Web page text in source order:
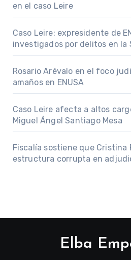
en el caso Leire
Caso Leire: expresidente de
investigados por delitos en la
Rosario Arévalo en el foco
amaños en ENUSA
Caso Leire afecta a altos
Miguel Ángel Santiago Mesa
Fiscalía sostiene que
estructura corrupta en
Elba